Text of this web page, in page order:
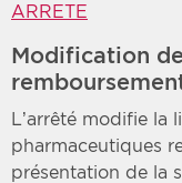
ARRETE
Modification
L’arrêté modifie la
pharmaceutiques
présentation de la